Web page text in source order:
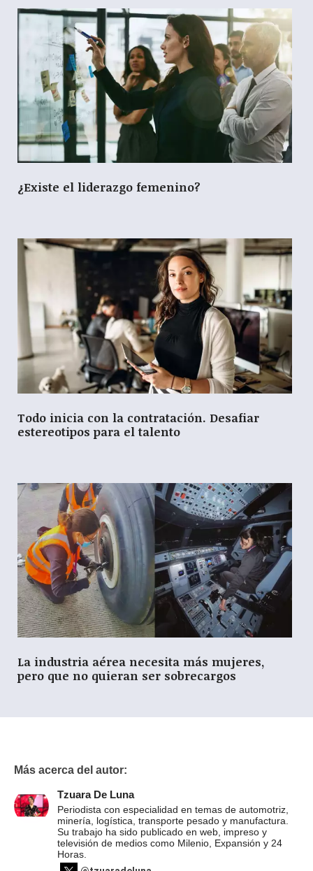
¿Existe el liderazgo femenino?
Todo inicia con la contratación. Desafiar
estereotipos para el talento
La industria aérea necesita más mujeres,
pero que no quieran ser sobrecargos
Más acerca del autor:
Tzuara De Luna
Periodista con especialidad en temas de automotriz,
minería, logística, transporte pesado y manufactura.
Su trabajo ha sido publicado en web, impreso y
televisión de medios como Milenio, Expansión y 24
Horas.